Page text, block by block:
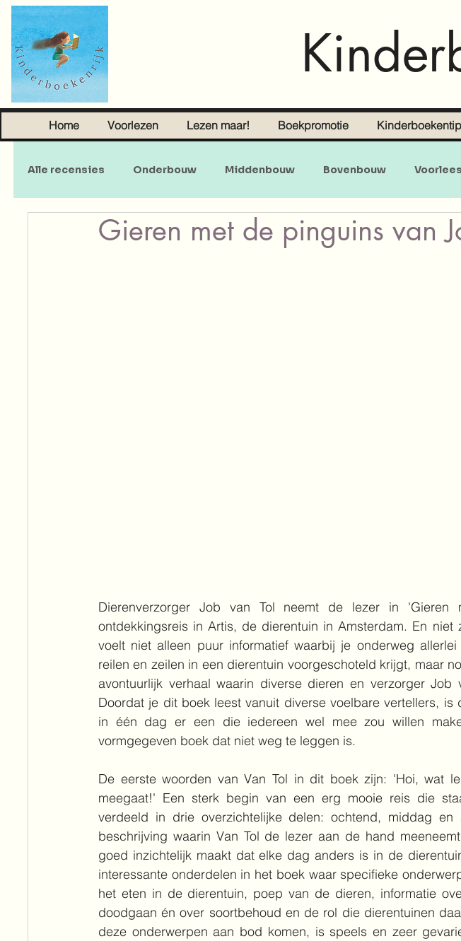
Home Voorlezen Lezen maar! Boekpromotie
Alle recensies Onderbouw Middenbouw Bovenbouw
Sprookjes Young Adult Volwassenen Doe-en zoekboeken
Gieren met de pinguins van
Dierenverzorger Job van Tol neemt de lezer in
ontdekkingsreis in Artis, de dierentuin in Amsterdam. En
voelt niet alleen puur informatief waarbij je onderweg
reilen en zeilen in een dierentuin voorgeschoteld krijgt, maar
avontuurlijk verhaal waarin diverse dieren en verzorger Job
Doordat je dit boek leest vanuit diverse voelbare vertellers, is
in één dag er een die iedereen wel mee zou willen
vormgegeven boek dat niet weg te leggen is.
De eerste woorden van Van Tol in dit boek zijn: 'Hoi, wat
meegaat!' Een sterk begin van een erg mooie reis die
verdeeld in drie overzichtelijke delen: ochtend, middag
beschrijving waarin Van Tol de lezer aan de hand
goed inzichtelijk maakt dat elke dag anders is in de
interessante onderdelen in het boek waar specifieke
het eten in de dierentuin, poep van de dieren, informatie
doodgaan én over soortbehoud en de rol die dierentuinen
deze onderwerpen aan bod komen, is speels en zeer